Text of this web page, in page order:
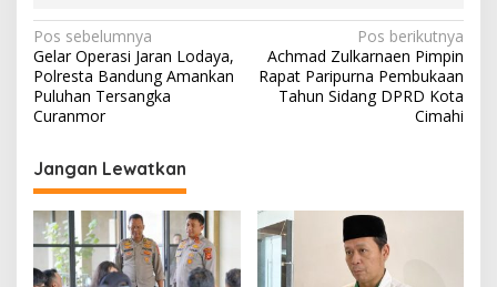
N
a
v
g
a
s
i
Pos sebelumnya
Gelar Operasi Jaran Lodaya,
Polresta Bandung Amankan
Puluhan Tersangka
Curanmor
Pos berikutnya
Achmad Zulkarnaen Pimpin
Rapat Paripurna Pembukaan
Tahun Sidang DPRD Kota
Cimahi
Jangan Lewatkan